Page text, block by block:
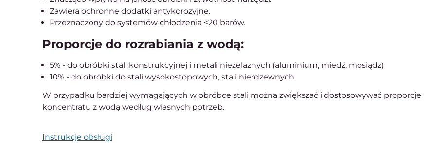
Zawiera ochronne dodatki antykorozyjne.
Przeznaczony do systemów chłodzenia <20 barów.
Proporcje do rozrabiania z wodą:
5% - do obróbki stali konstrukcyjnej i metali nieżelaznych (aluminium, miedź, mosiądz)
10% - do obróbki do stali wysokostopowych, stali nierdzewnych
W przypadku bardziej wymagających w obróbce stali można zwiększać i dostosowywać proporcje
koncentratu z wodą według własnych potrzeb.
Instrukcje obsługi